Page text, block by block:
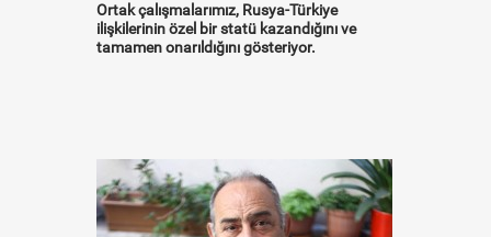
Ortak çalışmalarımız, Rusya-Türkiye
ilişkilerinin özel bir statü kazandığını ve
tamamen onarıldığını gösteriyor.